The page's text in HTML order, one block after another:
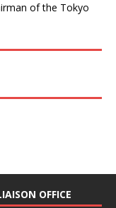
of the Tokyo
OFFICE